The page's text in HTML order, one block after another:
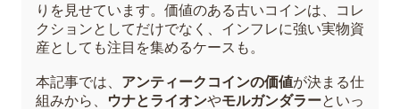
りを見せています。価値のある古いコインは、コレ
クションとしてだけでなく、インフレに強い実物資
産としても注目を集めるケースも。
本記事では、 アンティークコインの価値が決まる仕
組みから、
ウナとライオンやモルガンダラーといっ